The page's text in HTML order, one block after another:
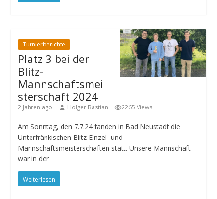
Turnierberichte
Platz 3 bei der
Blitz-
Mannschaftsmei
sterschaft 2024
2 Jahren ago Holger Bastian 2265 Views
Am Sonntag, den 7.7.24 fanden in Bad Neustadt die
Unterfränkischen Blitz Einzel- und
Mannschaftsmeisterschaften statt. Unsere Mannschaft
war in der
Weiterlesen